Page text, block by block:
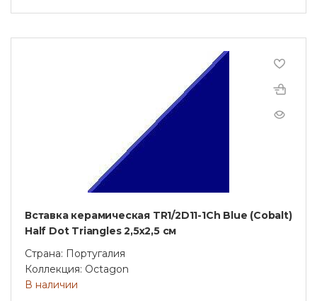
Вставка керамическая TR1/2D11-1Ch Blue (Cobalt)
Half Dot Triangles 2,5х2,5 см
Страна: Португалия
Коллекция: Octagon
В наличии